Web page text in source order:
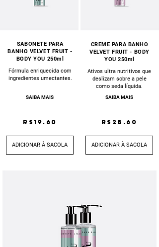
SABONETE PARA
BANHO VELVET FRUIT -
BODY YOU 250ml
Fórmula enriquecida com
ingredientes umectantes.
SAIBA MAIS
R$19.60
ADICIONAR À SACOLA
CREME PARA BANHO
VELVET FRUIT - BODY
YOU 250ml
Ativos ultra nutritivos que
deslizam sobre a pele
como seda líquida.
SAIBA MAIS
R$28.60
ADICIONAR À SACOLA